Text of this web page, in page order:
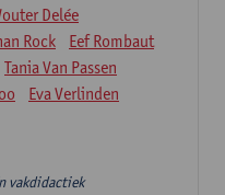
Delée
Rock
Eef Rombaut
Tania Van Passen
Eva Verlinden
vakdidactiek